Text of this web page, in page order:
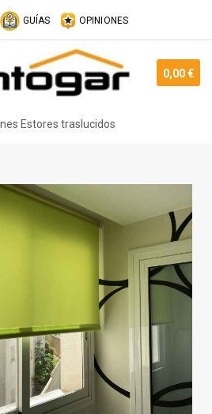
GUÍAS OPINIONES
0,00 €
Estores traslucidos